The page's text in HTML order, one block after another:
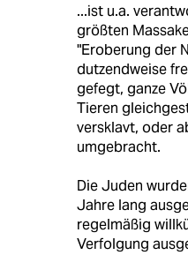
...ist u.a.
größten
"Eroberung der
dutzendweise
gefegt, ganze
Tieren
versklavt, oder
umgebracht.
Die Juden
Jahre lang
regelmäßig
Verfolgung